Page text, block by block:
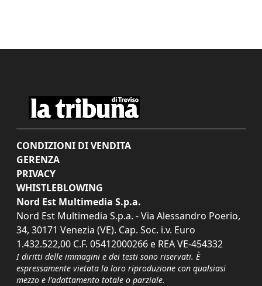
CONDIZIONI DI VENDITA
GERENZA
PRIVACY
WHISTLEBLOWING
Nord Est Multimedia S.p.a.
Nord Est Multimedia S.p.a. - Via Alessandro Poerio,
34, 30171 Venezia (VE). Cap. Soc. i.v. Euro
1.432.522,00 C.F. 05412000266 e REA VE-454332
I diritti delle immagini e dei testi sono riservati. È
espressamente vietata la loro riproduzione con qualsiasi
mezzo e l'adattamento totale o parziale.